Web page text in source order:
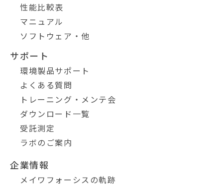
性能比較表
マニュアル
ソフトウェア・他
サポート
環境製品サポート
よくある質問
トレーニング・メンテ会
ダウンロード一覧
受託測定
ラボのご案内
企業情報
メイワフォーシスの軌跡